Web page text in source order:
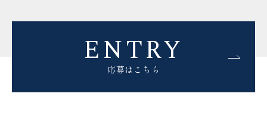
ENTRY
応募はこちら